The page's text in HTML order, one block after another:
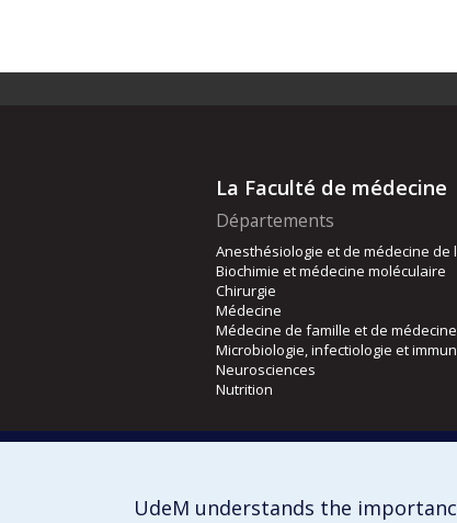
La Faculté de médecine
Départements
Anesthésiologie et de médecine de
Biochimie et médecine moléculaire
Chirurgie
Médecine
Médecine de famille et de médecine
Microbiologie, infectiologie et
Neurosciences
Nutrition
Écoles
Réadaptation
UdeM understands the